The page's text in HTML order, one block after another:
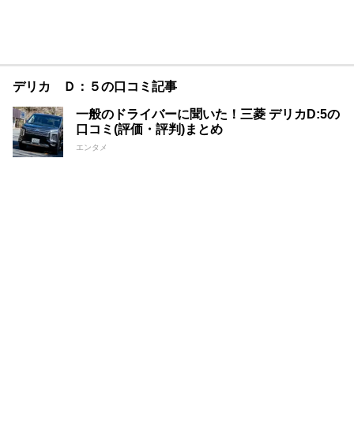
デリカ Ｄ：５の口コミ記事
一般のドライバーに聞いた！三菱 デリカD:5の
口コミ(評価・評判)まとめ
エンタメ